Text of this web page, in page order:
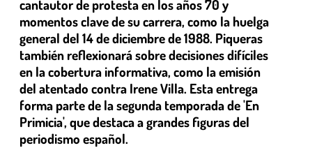
cantautor de protesta en los años 70 y
momentos clave de su carrera, como la huelga
general del 14 de diciembre de 1988. Piqueras
también reflexionará sobre decisiones difíciles
en la cobertura informativa, como la emisión
del atentado contra Irene Villa. Esta entrega
forma parte de la segunda temporada de 'En
Primicia', que destaca a grandes figuras del
periodismo español.